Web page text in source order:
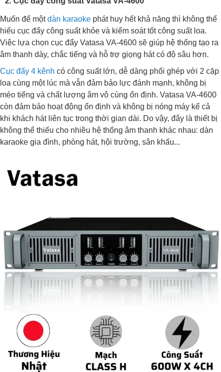
Muốn để mộtdàn karaoke phát huy hết khả năng thì không thể
hiếu cục đẩy công suất khỏe và kiểm soát tốt công suất loa.
Việc lựa chọn cục đẩy Vatasa VA-4600 sẽ giúp hệ thống tạo ra
âm thanh dày, chắc tiếng và hỗ trợ giọng hát có độ sâu hơn.
Cục đẩy 4 kênh có công suất lớn, dễ dàng phối ghép với 2 cặp
loa cùng một lúc mà vẫn đảm bảo lực đánh mạnh, không bị
méo tiếng và chất lượng âm vô cùng ổn định. Vatasa VA-4600
còn đảm bảo hoạt động ổn định và không bị nóng máy kể cả
khi khách hát liên tục trong thời gian dài. Do vậy, đây là thiết bị
không thể thiếu cho nhiều hệ thống âm thanh khác nhau: dàn
karaoke gia đình, phòng hát, hội trường, sân khấu...